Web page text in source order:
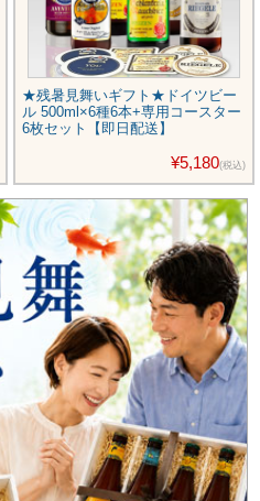
★残暑見舞いギフト★ドイツビー
ル 500ml×6種6本+専用コースター
6枚セット【即日配送】
¥5,180(税込)